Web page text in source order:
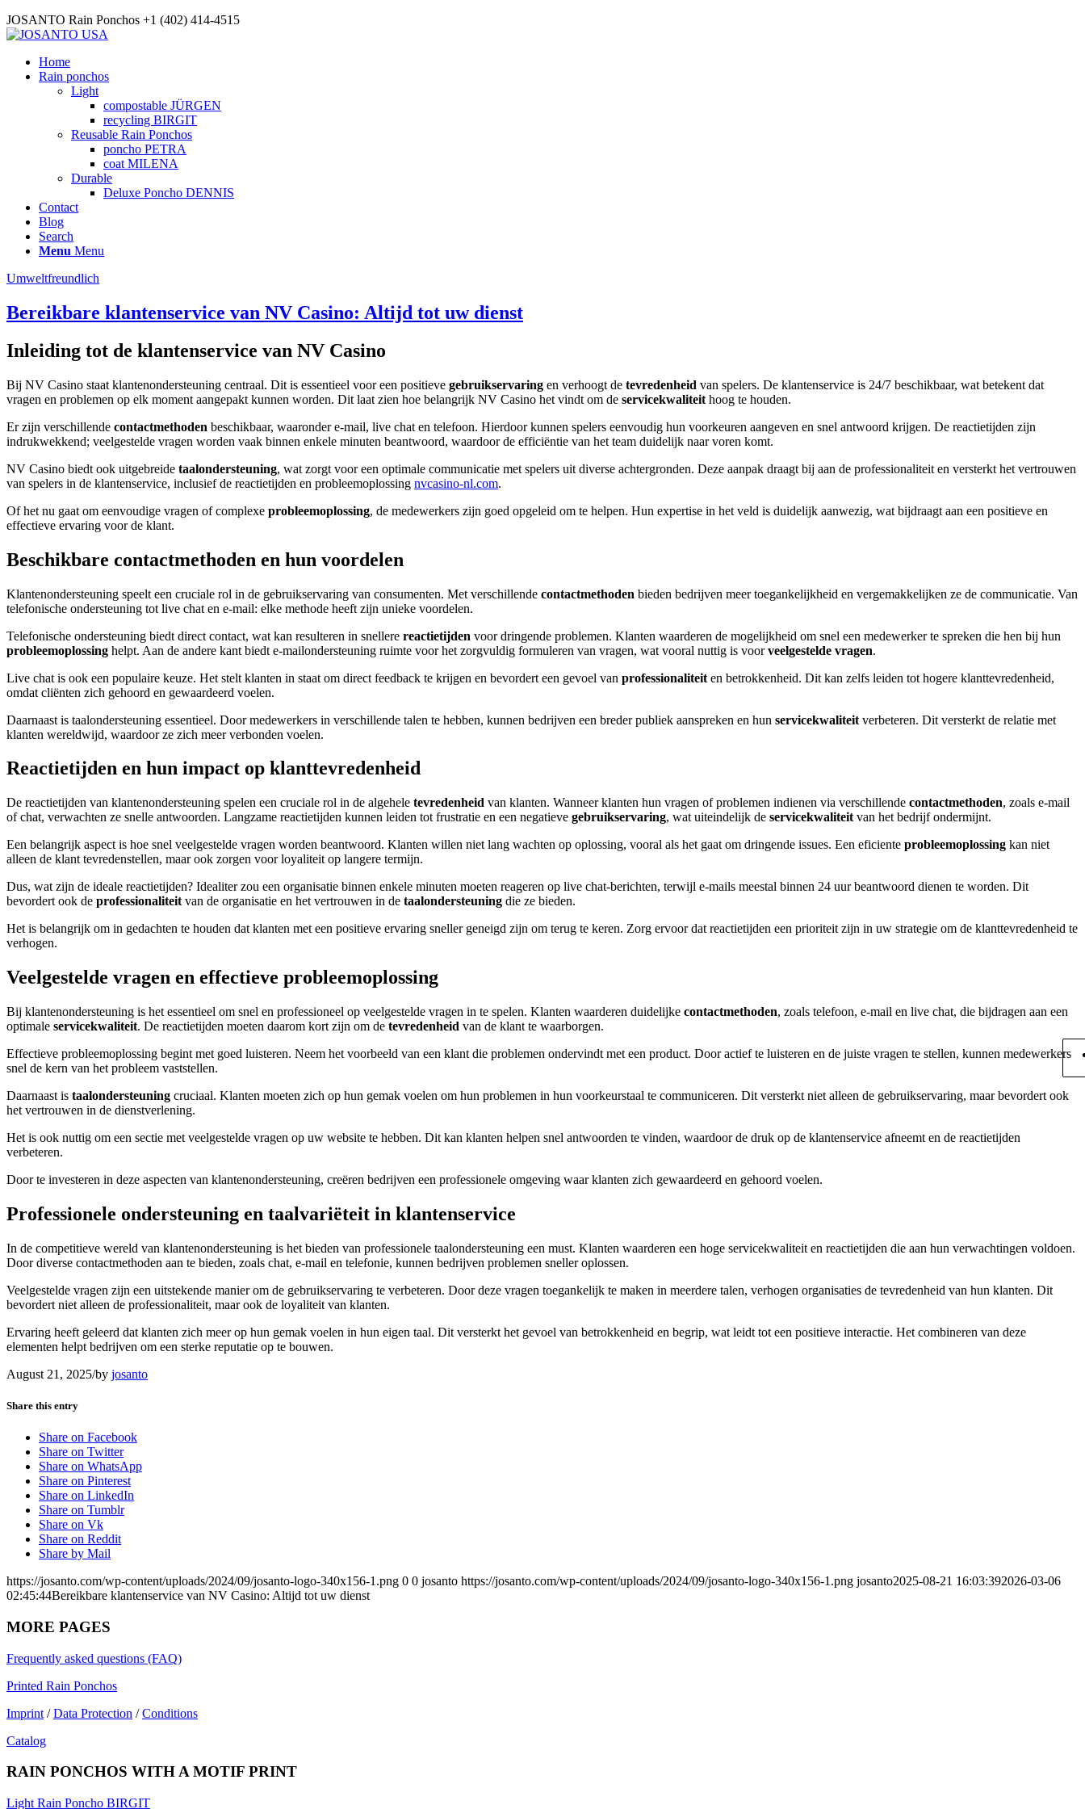
JOSANTO Rain Ponchos +1 (402) 414-4515
Home
Rain ponchos
Light
compostable JÜRGEN
recycling BIRGIT
Reusable Rain Ponchos
poncho PETRA
coat MILENA
Durable
Deluxe Poncho DENNIS
Contact
Blog
Search
Menu Menu
Umweltfreundlich
Bereikbare klantenservice van NV Casino: Altijd tot uw dienst
Inleiding tot de klantenservice van NV Casino
Bij NV Casino staat klantenondersteuning centraal. Dit is essentieel voor een positieve gebruikservaring en verhoogt de tevredenheid van spelers. De klantenservice is 24/7 beschikbaar, wat betekent dat
vragen en problemen op elk moment aangepakt kunnen worden. Dit laat zien hoe belangrijk NV Casino het vindt om de servicekwaliteit hoog te houden.
Er zijn verschillende contactmethoden beschikbaar, waaronder e-mail, live chat en telefoon. Hierdoor kunnen spelers eenvoudig hun voorkeuren aangeven en snel antwoord krijgen. De reactietijden zijn
indrukwekkend; veelgestelde vragen worden vaak binnen enkele minuten beantwoord, waardoor de efficiëntie van het team duidelijk naar voren komt.
NV Casino biedt ook uitgebreide taalondersteuning, wat zorgt voor een optimale communicatie met spelers uit diverse achtergronden. Deze aanpak draagt bij aan de professionaliteit en versterkt het vertrouwen
van spelers in de klantenservice, inclusief de reactietijden en probleemoplossing nvcasino-nl.com.
Of het nu gaat om eenvoudige vragen of complexe probleemoplossing, de medewerkers zijn goed opgeleid om te helpen. Hun expertise in het veld is duidelijk aanwezig, wat bijdraagt aan een positieve en
effectieve ervaring voor de klant.
Beschikbare contactmethoden en hun voordelen
Klantenondersteuning speelt een cruciale rol in de gebruikservaring van consumenten. Met verschillende contactmethoden bieden bedrijven meer toegankelijkheid en vergemakkelijken ze de communicatie. Van
telefonische ondersteuning tot live chat en e-mail: elke methode heeft zijn unieke voordelen.
Telefonische ondersteuning biedt direct contact, wat kan resulteren in snellere reactietijden voor dringende problemen. Klanten waarderen de mogelijkheid om snel een medewerker te spreken die hen bij hun
probleemoplossing helpt. Aan de andere kant biedt e-mailondersteuning ruimte voor het zorgvuldig formuleren van vragen, wat vooral nuttig is voorveelgestelde vragen.
Live chat is ook een populaire keuze. Het stelt klanten in staat om direct feedback te krijgen en bevordert een gevoel van professionaliteit en betrokkenheid. Dit kan zelfs leiden tot hogere klanttevredenheid,
omdat cliënten zich gehoord en gewaardeerd voelen.
Daarnaast is taalondersteuning essentieel. Door medewerkers in verschillende talen te hebben, kunnen bedrijven een breder publiek aanspreken en hun servicekwaliteit verbeteren. Dit versterkt de relatie met
klanten wereldwijd, waardoor ze zich meer verbonden voelen.
Reactietijden en hun impact op klanttevredenheid
De reactietijden van klantenondersteuning spelen een cruciale rol in de algehele tevredenheid van klanten. Wanneer klanten hun vragen of problemen indienen via verschillende contactmethoden, zoals e-mail
of chat, verwachten ze snelle antwoorden. Langzame reactietijden kunnen leiden tot frustratie en een negatieve gebruikservaring, wat uiteindelijk de servicekwaliteit van het bedrijf ondermijnt.
Een belangrijk aspect is hoe snel veelgestelde vragen worden beantwoord. Klanten willen niet lang wachten op oplossing, vooral als het gaat om dringende issues. Een eficiente probleemoplossing kan niet
alleen de klant tevredenstellen, maar ook zorgen voor loyaliteit op langere termijn.
Dus, wat zijn de ideale reactietijden? Idealiter zou een organisatie binnen enkele minuten moeten reageren op live chat-berichten, terwijl e-mails meestal binnen 24 uur beantwoord dienen te worden. Dit
bevordert ook de professionaliteit van de organisatie en het vertrouwen in de taalondersteuning die ze bieden.
Het is belangrijk om in gedachten te houden dat klanten met een positieve ervaring sneller geneigd zijn om terug te keren. Zorg ervoor dat reactietijden een prioriteit zijn in uw strategie om de klanttevredenheid te
verhogen.
Veelgestelde vragen en effectieve probleemoplossing
Bij klantenondersteuning is het essentieel om snel en professioneel op veelgestelde vragen in te spelen. Klanten waarderen duidelijke contactmethoden, zoals telefoon, e-mail en live chat, die bijdragen aan een
optimale servicekwaliteit. De reactietijden moeten daarom kort zijn om de tevredenheid van de klant te waarborgen.
Effectieve probleemoplossing begint met goed luisteren. Neem het voorbeeld van een klant die problemen ondervindt met een product. Door actief te luisteren en de juiste vragen te stellen, kunnen medewerkers
snel de kern van het probleem vaststellen.
Daarnaast is taalondersteuning cruciaal. Klanten moeten zich op hun gemak voelen om hun problemen in hun voorkeurstaal te communiceren. Dit versterkt niet alleen de gebruikservaring, maar bevordert ook
het vertrouwen in de dienstverlening.
Het is ook nuttig om een sectie met veelgestelde vragen op uw website te hebben. Dit kan klanten helpen snel antwoorden te vinden, waardoor de druk op de klantenservice afneemt en de reactietijden
verbeteren.
Door te investeren in deze aspecten van klantenondersteuning, creëren bedrijven een professionele omgeving waar klanten zich gewaardeerd en gehoord voelen.
Professionele ondersteuning en taalvariëteit in klantenservice
In de competitieve wereld van klantenondersteuning is het bieden van professionele taalondersteuning een must. Klanten waarderen een hoge servicekwaliteit en reactietijden die aan hun verwachtingen voldoen.
Door diverse contactmethoden aan te bieden, zoals chat, e-mail en telefonie, kunnen bedrijven problemen sneller oplossen.
Veelgestelde vragen zijn een uitstekende manier om de gebruikservaring te verbeteren. Door deze vragen toegankelijk te maken in meerdere talen, verhogen organisaties de tevredenheid van hun klanten. Dit
bevordert niet alleen de professionaliteit, maar ook de loyaliteit van klanten.
Ervaring heeft geleerd dat klanten zich meer op hun gemak voelen in hun eigen taal. Dit versterkt het gevoel van betrokkenheid en begrip, wat leidt tot een positieve interactie. Het combineren van deze
elementen helpt bedrijven om een sterke reputatie op te bouwen.
August 21, 2025/by josanto
Share this entry
Share on Facebook
Share on Twitter
Share on WhatsApp
Share on Pinterest
Share on LinkedIn
Share on Tumblr
Share on Vk
Share on Reddit
Share by Mail
https://josanto.com/wp-content/uploads/2024/09/josanto-logo-340x156-1.png 0 0 josanto https://josanto.com/wp-content/uploads/2024/09/josanto-logo-340x156-1.png josanto2025-08-21 16:03:392026-03-06
02:45:44Bereikbare klantenservice van NV Casino: Altijd tot uw dienst
MORE PAGES
Frequently asked questions (FAQ)
Printed Rain Ponchos
Imprint /Data Protection /Conditions
Catalog
RAIN PONCHOS WITH A MOTIF PRINT
Light Rain Poncho BIRGIT